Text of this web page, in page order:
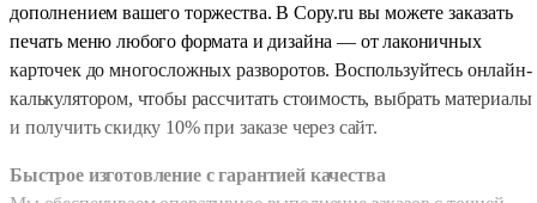
дополнением вашего торжества. В Copy.ru вы можете заказать
печать меню любого формата и дизайна — от лаконичных
карточек до многосложных разворотов. Воспользуйтесь онлайн-
калькулятором, чтобы рассчитать стоимость, выбрать материалы
и получить скидку 10% при заказе через сайт.
Быстрое изготовление с гарантией качества